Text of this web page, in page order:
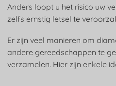
Anders loopt u het risico uw
zelfs ernstig letsel te
Er zijn veel manieren om
andere gereedschappen te
verzamelen. Hier zijn enkele